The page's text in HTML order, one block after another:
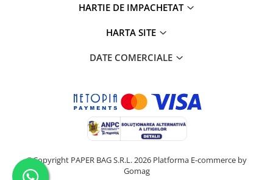
HARTIE DE IMPACHETAT
HARTA SITE
DATE COMERCIALE
©Copyright PAPER BAG S.R.L. 2026 Platforma E-commerce by
Gomag